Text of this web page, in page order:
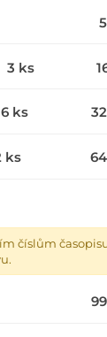
3 ks
6 ks
ks
číslům